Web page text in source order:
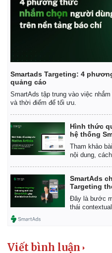
Smartads Targeting: 4
quảng cáo
SmartAds tập trung vào việc
và thời điểm để tối ưu.
Hình thức
hệ thống
Tham khảo
nội dung,
SmartAds
Targeting
Đây là bước
thái
Viết bình luận